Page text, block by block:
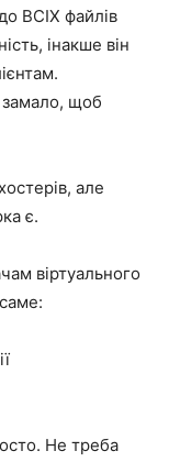
ВСІХ файлів
інакше він
замало, щоб
але
є.
віртуального
Не треба